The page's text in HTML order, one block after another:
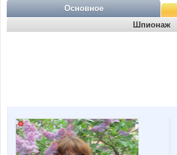
Основное
Шпионаж